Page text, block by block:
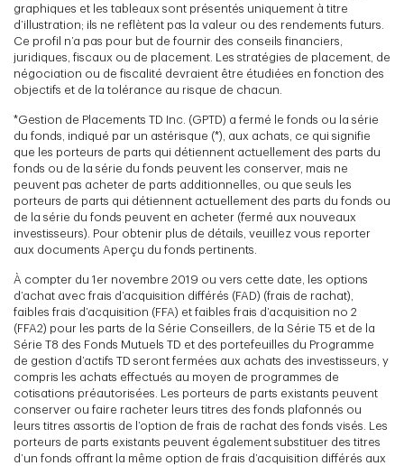
graphiques et les tableaux sont présentés uniquement à titre
d’illustration; ils ne reflètent pas la valeur ou des rendements futurs.
Ce profil n’a pas pour but de fournir des conseils financiers,
juridiques, fiscaux ou de placement. Les stratégies de placement, de
négociation ou de fiscalité devraient être étudiées en fonction des
objectifs et de la tolérance au risque de chacun.
*Gestion de Placements TD Inc. (GPTD) a fermé le fonds ou la série
du fonds, indiqué par un astérisque (*), aux achats, ce qui signifie
que les porteurs de parts qui détiennent actuellement des parts du
fonds ou de la série du fonds peuvent les conserver, mais ne
peuvent pas acheter de parts additionnelles, ou que seuls les
porteurs de parts qui détiennent actuellement des parts du fonds ou
de la série du fonds peuvent en acheter (fermé aux nouveaux
investisseurs). Pour obtenir plus de détails, veuillez vous reporter
aux documents Aperçu du fonds pertinents.
À compter du 1er novembre 2019 ou vers cette date, les options
d’achat avec frais d’acquisition différés (FAD) (frais de rachat),
faibles frais d’acquisition (FFA) et faibles frais d’acquisition no 2
(FFA2) pour les parts de la Série Conseillers, de la Série T5 et de la
Série T8 des Fonds Mutuels TD et des portefeuilles du Programme
de gestion d’actifs TD seront fermées aux achats des investisseurs, y
compris les achats effectués au moyen de programmes de
cotisations préautorisées. Les porteurs de parts existants peuvent
conserver ou faire racheter leurs titres des fonds plafonnés ou
leurs titres assortis de l’option de frais de rachat des fonds visés. Les
porteurs de parts existants peuvent également substituer des titres
d’un fonds offrant la même option de frais d’acquisition différés aux